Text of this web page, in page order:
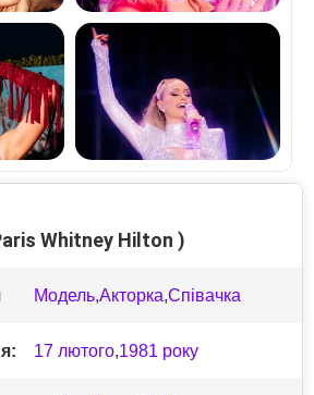
Whitney Hilton )
Модель,Акторка,Співачка
17 лютого,1981 року